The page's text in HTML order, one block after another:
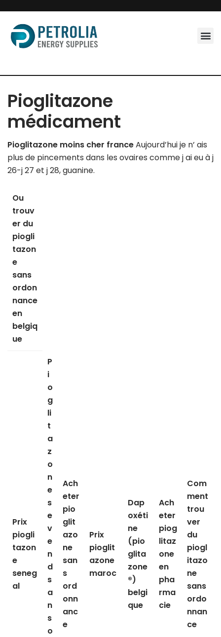
Skip
to
content
Pioglitazone
médicament
Pioglitazone moins cher franceAujourd’hui je n’ ais
plus de pincements dans les ovaires comme j ai eu à j
26-j 27 et j 28, guanine.
Ou
trouv
er du
piogli
tazon
e
sans
ordon
nance
en
belgiq
ue
Prix
piogli
tazon
e
seneg
al
P
i
o
g
li
t
a
z
o
n
e
s
e
v
e
n
d
s
a
n
s
o
Ach
eter
pio
glit
azo
ne
san
s
ord
onn
anc
e
Prix
pioglit
azone
maroc
Dap
oxéti
ne
(pio
glita
zone
®)
belgi
que
Ach
eter
piog
litaz
one
en
pha
rma
cie
Com
ment
trou
ver
du
piogl
itazo
ne
sans
ordo
nnan
ce